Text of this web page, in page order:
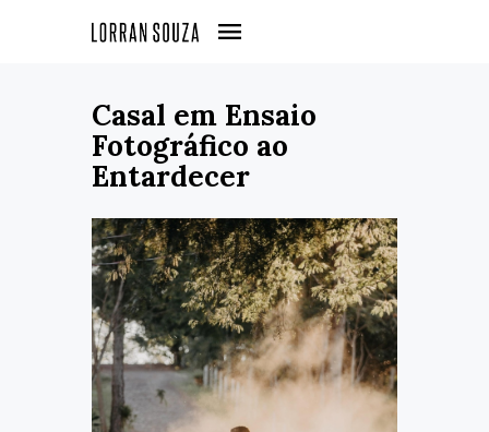
Casal em Ensaio
Fotográfico ao
Entardecer